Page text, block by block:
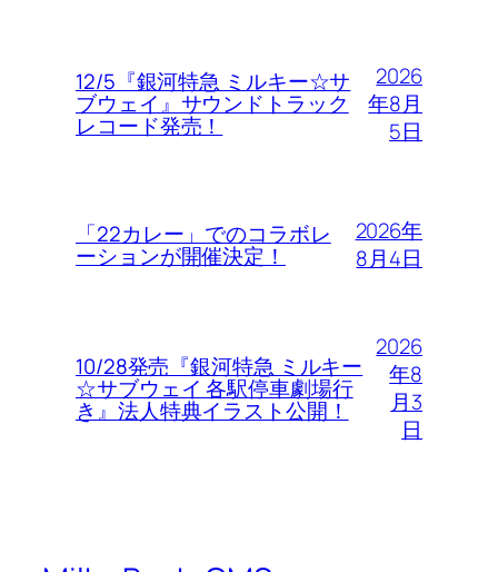
12/5『銀河特急 ミルキー☆サ
ブウェイ』サウンドトラック
レコード発売！
2026
年8月
5日
「22カレー」でのコラボレ
ーションが開催決定！
2026年
8月4日
10/28発売『銀河特急 ミルキー
☆サブウェイ 各駅停車劇場行
き』法人特典イラスト公開！
2026
年8
月3
日